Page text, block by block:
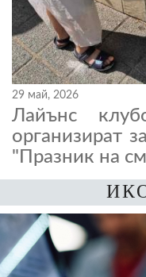
29 май, 2026
Лайънс
организират
"Празник на